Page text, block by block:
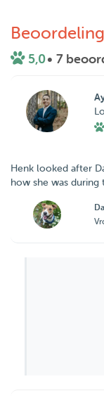
5,0• 7
Henk looked after
how she was during